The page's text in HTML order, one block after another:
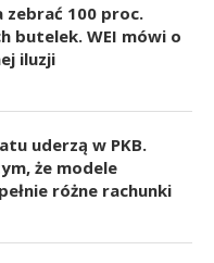
zebrać 100 proc.
butelek. WEI mówi o
iluzji
uderzą w PKB.
że modele
różne rachunki